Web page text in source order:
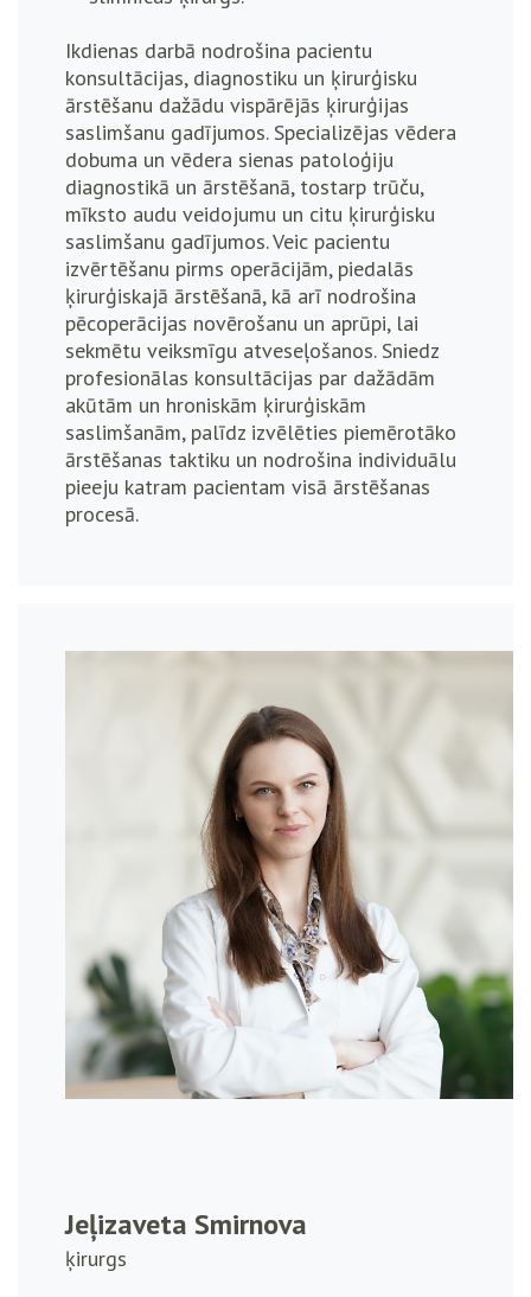
Ikdienas darbā nodrošina pacientu
konsultācijas, diagnostiku un ķirurģisku
ārstēšanu dažādu vispārējās ķirurģijas
saslimšanu gadījumos. Specializējas vēdera
dobuma un vēdera sienas patoloģiju
diagnostikā un ārstēšanā, tostarp trūču,
mīksto audu veidojumu un citu ķirurģisku
saslimšanu gadījumos. Veic pacientu
izvērtēšanu pirms operācijām, piedalās
ķirurģiskajā ārstēšanā, kā arī nodrošina
pēcoperācijas novērošanu un aprūpi, lai
sekmētu veiksmīgu atveseļošanos. Sniedz
profesionālas konsultācijas par dažādām
akūtām un hroniskām ķirurģiskām
saslimšanām, palīdz izvēlēties piemērotāko
ārstēšanas taktiku un nodrošina individuālu
pieeju katram pacientam visā ārstēšanas
procesā.
Jeļizaveta Smirnova
ķirurgs